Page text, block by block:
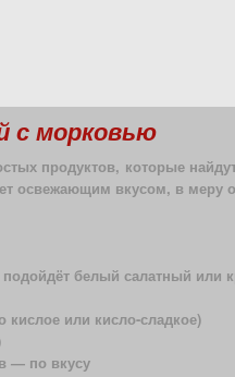
с морковью
продуктов, которые
освежающим вкусом, в меру
белый салатный или
кислое или кисло-сладкое)
— по вкусу